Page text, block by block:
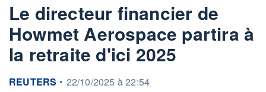
Le directeur financier de
Howmet Aerospace partira à
la retraite d'ici 2025
information fournie par
REUTERS • 22/10/2025 à 22:54